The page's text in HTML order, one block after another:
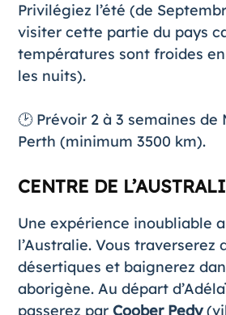
Privilégiez l’été (de
visiter cette partie du pays
températures sont froides
les nuits).
🕑 Prévoir 2 à 3 semaines de
Perth (minimum 3500 km).
CENTRE DE
Une expérience inoubliable
l’Australie. Vous traverserez
désertiques et baignerez
aborigène. Au départ
passerez par Coober Pedy